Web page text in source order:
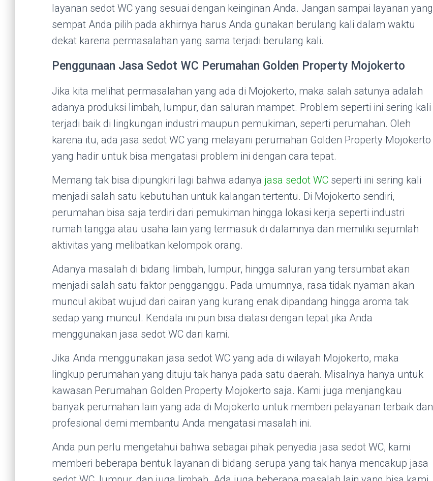
layanan sedot WC yang sesuai dengan keinginan Anda. Jangan sampai layanan yang
sempat Anda pilih pada akhirnya harus Anda gunakan berulang kali dalam waktu
dekat karena permasalahan yang sama terjadi berulang kali.
Penggunaan Jasa Sedot WC Perumahan Golden Property Mojokerto
Jika kita melihat permasalahan yang ada di Mojokerto, maka salah satunya adalah
adanya produksi limbah, lumpur, dan saluran mampet. Problem seperti ini sering kali
terjadi baik di lingkungan industri maupun pemukiman, seperti perumahan. Oleh
karena itu, ada jasa sedot WC yang melayani perumahan Golden Property Mojokerto
yang hadir untuk bisa mengatasi problem ini dengan cara tepat.
Memang tak bisa dipungkiri lagi bahwa adanya jasa sedot WC seperti ini sering kali
menjadi salah satu kebutuhan untuk kalangan tertentu. Di Mojokerto sendiri,
perumahan bisa saja terdiri dari pemukiman hingga lokasi kerja seperti industri
rumah tangga atau usaha lain yang termasuk di dalamnya dan memiliki sejumlah
aktivitas yang melibatkan kelompok orang.
Adanya masalah di bidang limbah, lumpur, hingga saluran yang tersumbat akan
menjadi salah satu faktor pengganggu. Pada umumnya, rasa tidak nyaman akan
muncul akibat wujud dari cairan yang kurang enak dipandang hingga aroma tak
sedap yang muncul. Kendala ini pun bisa diatasi dengan tepat jika Anda
menggunakan jasa sedot WC dari kami.
Jika Anda menggunakan jasa sedot WC yang ada di wilayah Mojokerto, maka
lingkup perumahan yang dituju tak hanya pada satu daerah. Misalnya hanya untuk
kawasan Perumahan Golden Property Mojokerto saja. Kami juga menjangkau
banyak perumahan lain yang ada di Mojokerto untuk memberi pelayanan terbaik dan
profesional demi membantu Anda mengatasi masalah ini.
Anda pun perlu mengetahui bahwa sebagai pihak penyedia jasa sedot WC, kami
memberi beberapa bentuk layanan di bidang serupa yang tak hanya mencakup jasa